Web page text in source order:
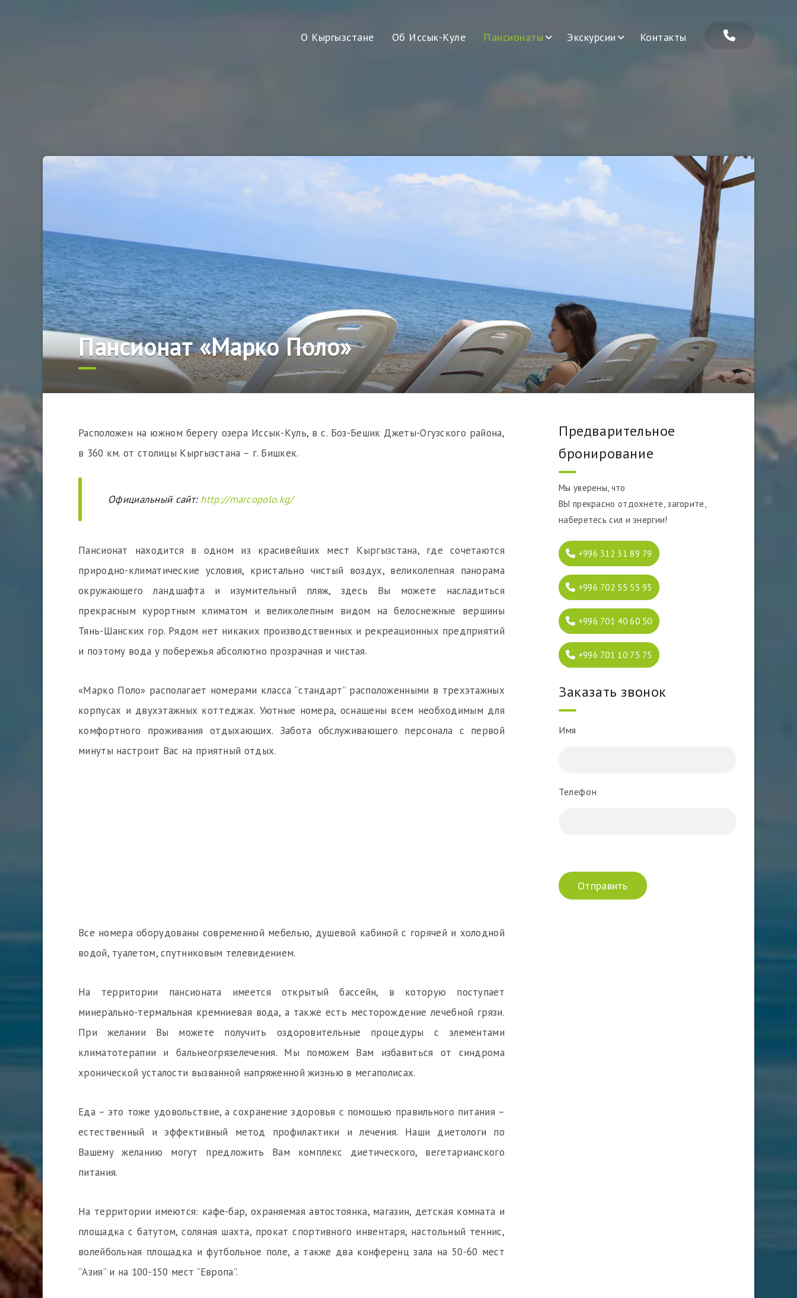
О Кыргызстане Об Иссык-Куле Пансионаты Экскурсии Контакты
Пансионат «Марко Поло»
Расположен на южном берегу озера Иссык-Куль, в с. Боз-Бешик Джеты-Огузского района,
в 360 км. от столицы Кыргызстана – г. Бишкек.
Официальный сайт:http://marcopolo.kg/
Пансионат находится в одном из красивейших мест Кыргызстана, где сочетаются
природно-климатические условия, кристально чистый воздух, великолепная панорама
окружающего ландшафта и изумительный пляж, здесь Вы можете насладиться
прекрасным курортным климатом и великолепным видом на белоснежные вершины
Тянь-Шанских гор. Рядом нет никаких производственных и рекреационных предприятий
и поэтому вода у побережья абсолютно прозрачная и чистая.
«Марко Поло» располагает номерами класса “стандарт” расположенными в трехэтажных
корпусах и двухэтажных коттеджах. Уютные номера, оснащены всем необходимым для
комфортного проживания отдыхающих. Забота обслуживающего персонала с первой
минуты настроит Вас на приятный отдых.
Все номера оборудованы современной мебелью, душевой кабиной с горячей и холодной
водой, туалетом, спутниковым телевидением.
На территории пансионата имеется открытый бассейн, в которую поступает
минерально-термальная кремниевая вода, а также есть месторождение лечебной грязи.
При желании Вы можете получить оздоровительные процедуры с элементами
климатотерапии и бальнеогрязелечения. Мы поможем Вам избавиться от синдрома
хронической усталости вызванной напряженной жизнью в мегаполисах.
Еда – это тоже удовольствие, а сохранение здоровья с помощью правильного питания –
естественный и эффективный метод профилактики и лечения. Наши диетологи по
Вашему желанию могут предложить Вам комплекс диетического, вегетарианского
питания.
На территории имеются: кафе-бар, охраняемая автостоянка, магазин, детская комната и
площадка с батутом, соляная шахта, прокат спортивного инвентаря, настольный теннис,
волейбольная площадка и футбольное поле, а также два конференц зала на 50-60 мест
“Азия” и на 100-150 мест “Европа”.
Предварительное
бронирование
Мы уверены, что
ВЫ прекрасно отдохнете, загорите,
наберетесь сил и энергии!
+996 312 31 89 79
+996 702 55 55 95
+996 701 40 60 50
+996 701 10 75 75
Заказать звонок
Имя
Телефон